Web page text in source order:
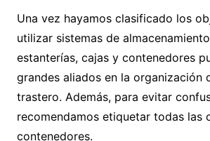
Una vez hayamos clasificado los
utilizar sistemas de
estanterías, cajas y contenedores
grandes aliados en la organización
trastero. Además, para evitar
recomendamos etiquetar todas las
contenedores.